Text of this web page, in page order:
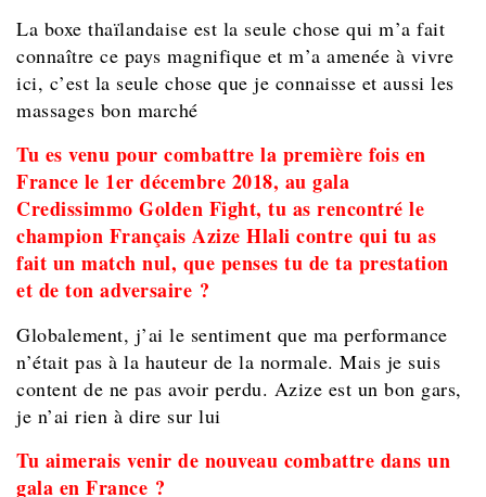
La boxe thaïlandaise est la seule chose qui m’a fait
connaître ce pays magnifique et m’a amenée à vivre
ici, c’est la seule chose que je connaisse et aussi les
massages bon marché
Tu es venu pour combattre la première fois en
France le 1er décembre 2018, au gala
Credissimmo Golden Fight, tu as rencontré le
champion Français Azize Hlali contre qui tu as
fait un match nul, que penses tu de ta prestation
et de ton adversaire ?
Globalement, j’ai le sentiment que ma performance
n’était pas à la hauteur de la normale. Mais je suis
content de ne pas avoir perdu. Azize est un bon gars,
je n’ai rien à dire sur lui
Tu aimerais venir de nouveau combattre dans un
gala en France ?